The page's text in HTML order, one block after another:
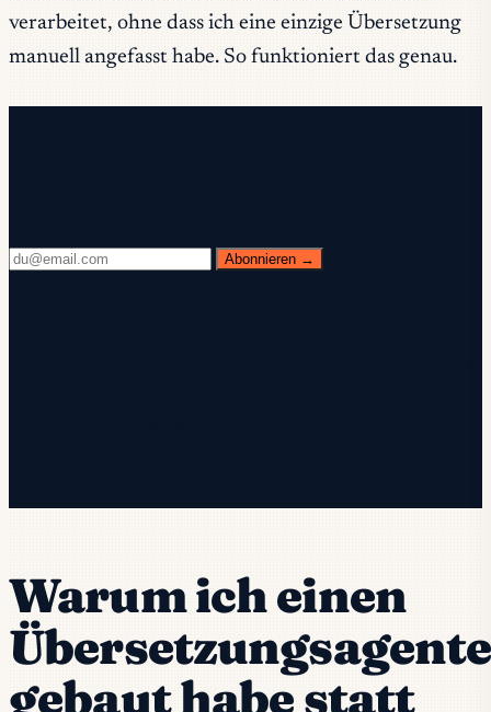
verarbeitet, ohne dass ich eine einzige Übersetzung
manuell angefasst habe. So funktioniert das genau.
Abonnieren →
Warum ich einen
gebaut habe statt